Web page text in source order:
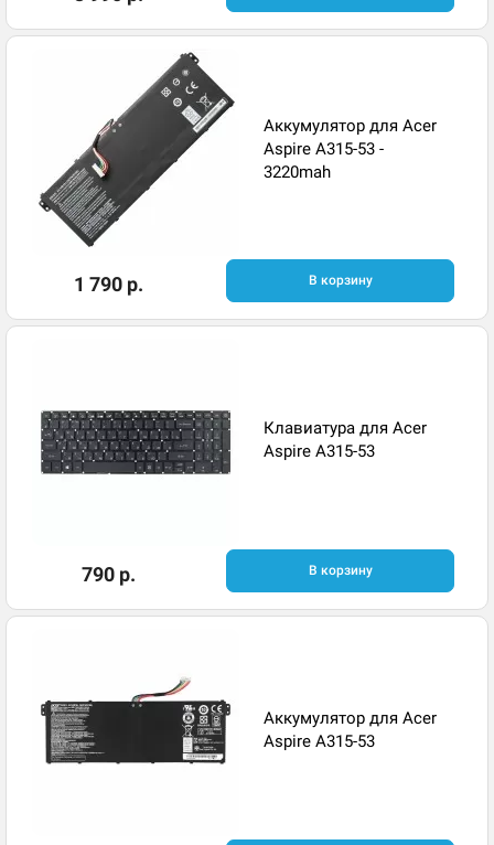
Аккумулятор для Acer
Aspire A315-53 -
3220mah
1 790 р. В корзину
Клавиатура для Acer
Aspire A315-53
790 р. В корзину
Аккумулятор для Acer
Aspire A315-53